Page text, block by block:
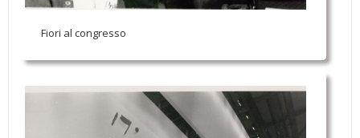
Fiori al congresso